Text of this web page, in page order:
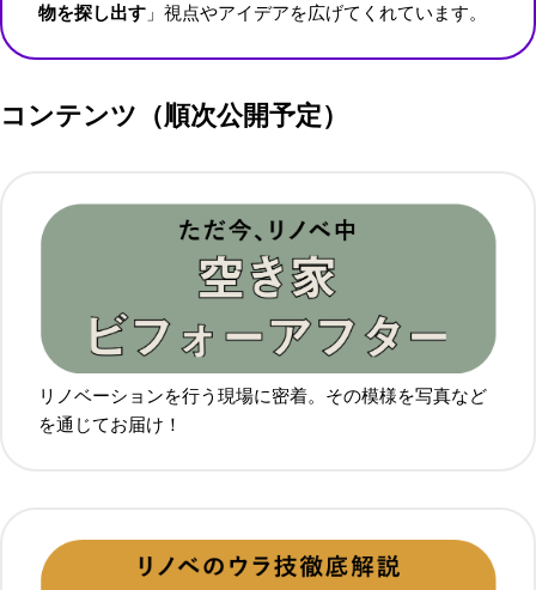
物を探し出す 」視点やアイデアを広げてくれています。
コンテンツ （順次公開予定）
リノベーションを行う現場に密着。その模様を写真など
を通じてお届け！